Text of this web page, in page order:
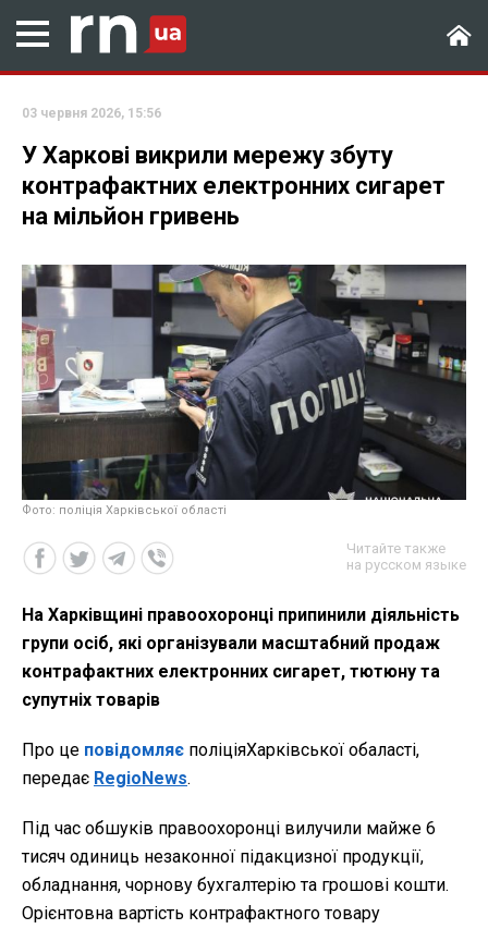
03 червня 2026, 15:56
У Харкові викрили мережу збуту
контрафактних електронних сигарет
на мільйон гривень
Фото: поліція Харківської області
Читайте также
на русском языке
На Харківщині правоохоронці припинили діяльність
групи осіб, які організували масштабний продаж
контрафактних електронних сигарет, тютюну та
супутніх товарів
Про це повідомляє поліціяХарківської обаласті,
передає RegioNews.
Під час обшуків правоохоронці вилучили майже 6
тисяч одиниць незаконної підакцизної продукції,
обладнання, чорнову бухгалтерію та грошові кошти.
Орієнтовна вартість контрафактного товару